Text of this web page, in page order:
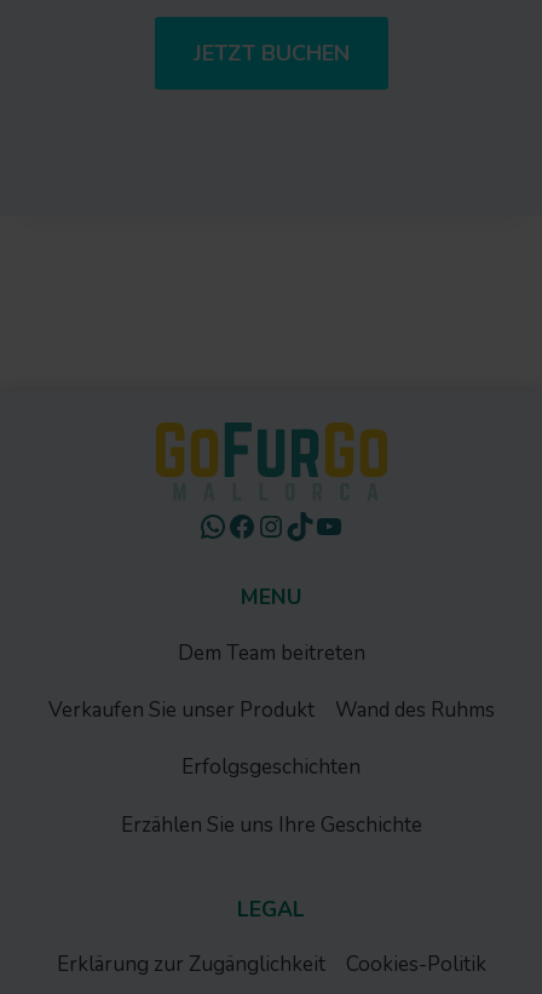
JETZT BUCHEN
WhatsApp
Facebook
Instagram
TikTokYouTube
MENU
Dem Team beitreten
Verkaufen Sie unser Produkt Wand des Ruhms
Erfolgsgeschichten
Erzählen Sie uns Ihre Geschichte
LEGAL
Erklärung zur Zugänglichkeit Cookies-Politik